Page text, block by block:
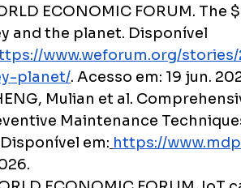
ECONOMIC FORUM.
and the planet. Disponível
www.weforum.org/
planet/. Acesso em: 19 jun.
Mulian et al.
Maintenance
Disponível em: https://